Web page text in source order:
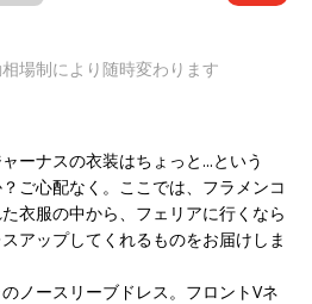
場制により随時変わります
ーナスの衣装はちょっと...という
ご心配なく。ここでは、フラメンコ
衣服の中から、フェリアに行くなら
アップしてくれるものをお届けしま
ノースリーブドレス。フロントVネ